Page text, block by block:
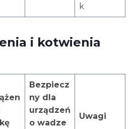
k
i kotwienia
Bezpiecz
ny dla
urządzeń
o wadze
Uwagi